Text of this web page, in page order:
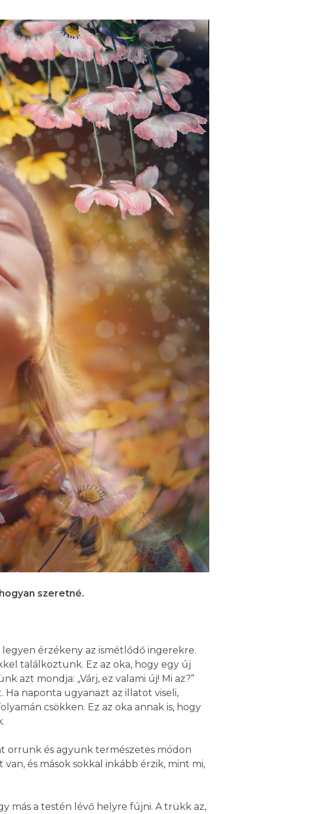
szeretné.
érzékeny az ismétlődő ingerekre.
találkoztunk. Ez az oka, hogy egy új
azt mondja: „Várj, ez valami új! Mi az?”
naponta ugyanazt az illatot viseli,
csökken. Ez az oka annak is, hogy
orrunk és agyunk természetes módon
és mások sokkal inkább érzik, mint mi,
más a testén lévő helyre fújni. A trükk az,